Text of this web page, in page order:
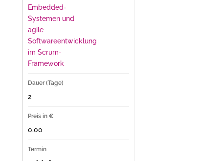
Embedded-
Systemen und
agile
Softwareentwicklung
im Scrum-
Framework
2
0,00